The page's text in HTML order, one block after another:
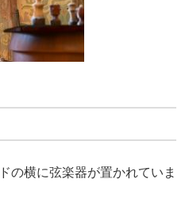
の横に弦楽器が置かれていま